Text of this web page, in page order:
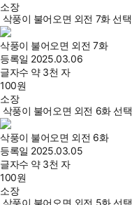
소장
삭풍이 불어오면 외전 7화 선택
삭풍이 불어오면 외전 7화
등록일 2025.03.06
글자수 약 3천 자
100원
소장
삭풍이 불어오면 외전 6화 선택
삭풍이 불어오면 외전 6화
등록일 2025.03.05
글자수 약 3천 자
100원
소장
삭풍이 불어오면 외전 5화 선택